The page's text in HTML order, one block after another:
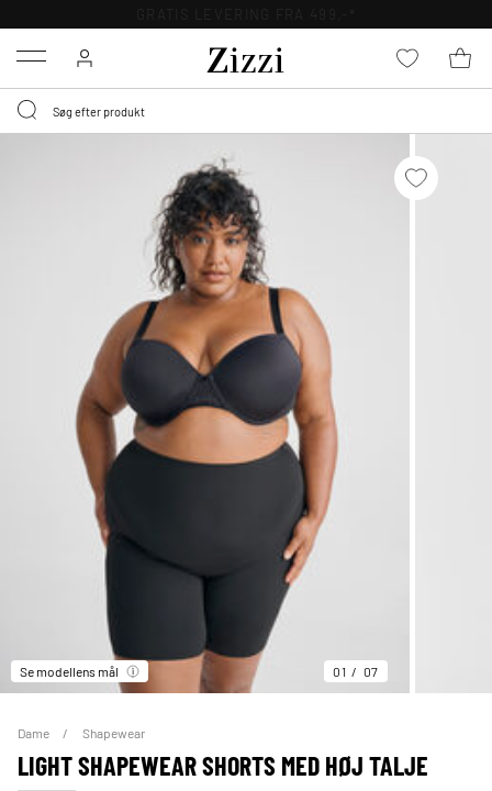
Menu
Se modellens mål 01 07
Dame Shapewear
LIGHT SHAPEWEAR SHORTS MED HØJ TALJE